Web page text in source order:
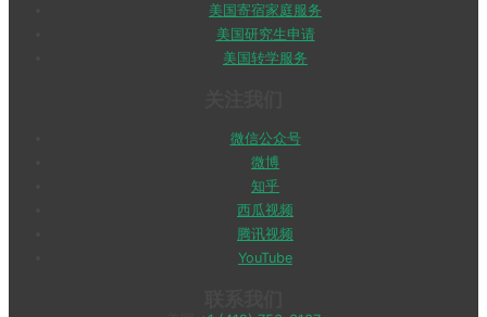
美国寄宿家庭服务
美国研究生申请
美国转学服务
微信公众号
微博
知乎
西瓜视频
腾讯视频
YouTube